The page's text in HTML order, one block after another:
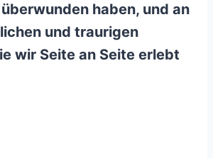
haben, und an
und traurigen
wir Seite an Seite erlebt